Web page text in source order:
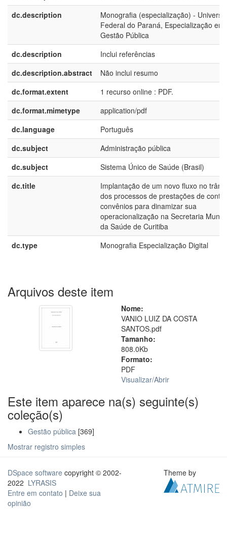
dc.description
Monografia (especialização) -
Federal do Paraná, Especialização em
Gestão Pública
dc.description
Inclui referências
dc.description.abstract
Não inclui resumo
dc.format.extent
1 recurso online : PDF.
dc.format.mimetype
application/pdf
dc.language
Português
dc.subject
Administração pública
dc.subject
Sistema Único de Saúde (Brasil)
dc.title
Implantação de um novo fluxo no
dos processos de prestações de
convênios para dinamizar sua
operacionalização na Secretaria
da Saúde de Curitiba
dc.type
Monografia Especialização Digital
Arquivos deste item
Nome:
VANIO LUIZ DA COSTA
SANTOS.pdf
Tamanho:
808.0Kb
Formato:
PDF
Visualizar/Abrir
Este item aparece na(s) seguinte(s)
coleção(s)
Gestão pública [369]
Mostrar registro simples
DSpace software copyright © 2002-
2022 LYRASIS
Entre em contato | Deixe sua
opinião
Theme by